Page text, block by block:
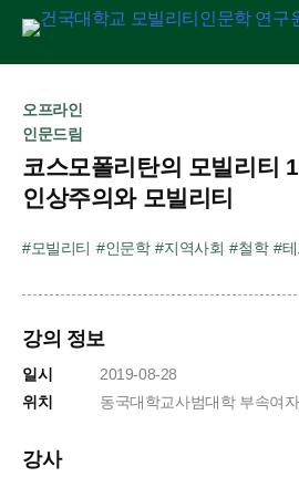
content
오프라인
인문드림
코스모폴리탄의 모빌리티
인상주의와 모빌리티
모빌리티 인문학 지역사회 철학
강의 정보
일시
2019-08-28
위치
동국대학교사범대학 부속여
강사